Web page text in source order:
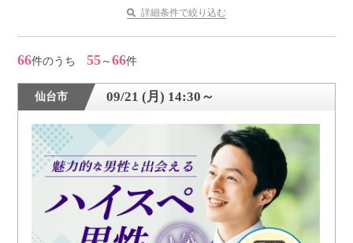
公式アカウントで最新情報を配信中！
PR
約1,300店の中から
おすすめの優良結婚相談所をご紹介
個人情報保護のため
詳細条件で絞り込む
66件のうち55 ～66件
仙台市 09/21 (月) 14:30～